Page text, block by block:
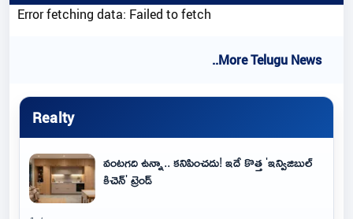
Error fetching data: Failed to fetch
..More Telugu News
Realty
వంటగది ఉన్నా.. కనిపించదు! ఇదే కొత్త 'ఇన్విజిబుల్
కిచెన్' ట్రెండ్